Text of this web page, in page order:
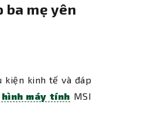
ba mẹ yên
kiện kinh tế và đáp
hình máy tính MSI